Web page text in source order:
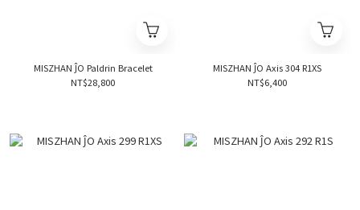
MISZHAN ĴO Paldrin Bracelet
NT$28,800
MISZHAN ĴO Axis 304 R1XS
NT$6,400